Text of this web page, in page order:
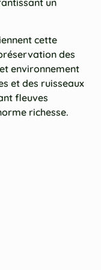
cette
des
environnement
et des ruisseaux
fleuves
richesse.